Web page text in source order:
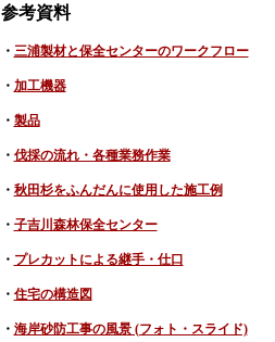
参考資料
・ 三浦製材と保全センターのワークフロー
・ 加工機器
・ 製品
・ 伐採の流れ・各種業務作業
・ 秋田杉をふんだんに使用した施工例
・ 子吉川森林保全センター
・ プレカットによる継手・仕口
・ 住宅の構造図
・ 海岸砂防工事の風景 (フォト・スライド)